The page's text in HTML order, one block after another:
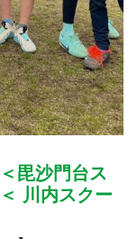
毘沙門台ス
川内スクー